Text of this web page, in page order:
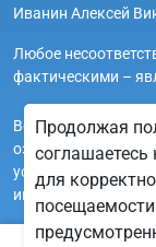
Иванин Алексей
Любое
фактическими –
Вся информация на
ознакомительный
условиях не
информацию можно
Продолжая
для